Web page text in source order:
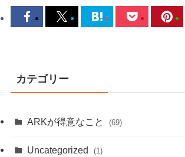
カテゴリー
ARKが得意なこと (69)
Uncategorized (1)